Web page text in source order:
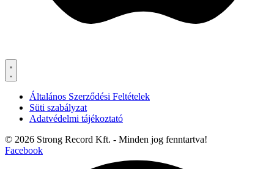
Általános Szerződési Feltételek
Süti szabályzat
Adatvédelmi tájékoztató
© 2026 Strong Record Kft. - Minden jog fenntartva!
Facebook